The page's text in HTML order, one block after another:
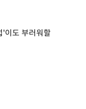
이도 부러워할